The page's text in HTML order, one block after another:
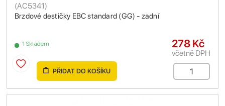
Brzdové destičky EBC standard (GG) - zadní
(AC5341)
1 Skladem 278 Kč
včetně DPH
PŘIDAT DO KOŠÍKU